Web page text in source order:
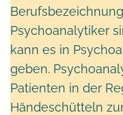
Psychoanalytiker
kann es in
geben.
Patienten in der
Händeschütteln